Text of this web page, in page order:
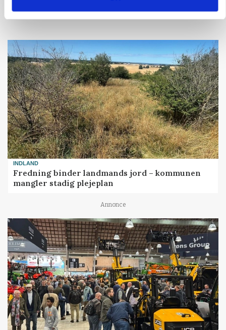
Loading...
INDLAND
Fredning binder landmands jord – kommunen
mangler stadig plejeplan
Annonce